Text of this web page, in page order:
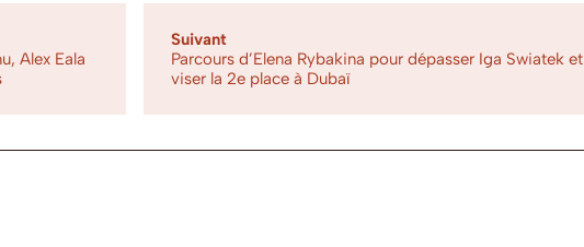
Alex Eala
Suivant
Parcours d’Elena Rybakina pour dépasser Iga Swiatek et
viser la 2e place à Dubaï